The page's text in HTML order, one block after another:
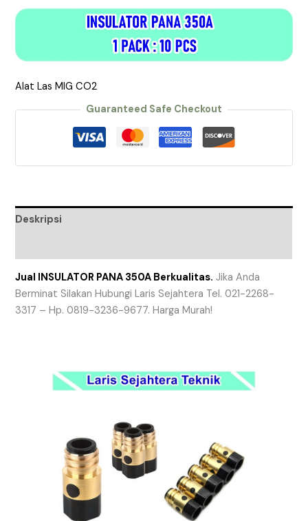
Alat Las MIG CO2
Guaranteed Safe Checkout
Deskripsi
Jual INSULATOR PANA 350A Berkualitas. Jika Anda
Berminat Silakan Hubungi Laris Sejahtera Tel. 021-2268-
3317 – Hp. 0819-3236-9677. Harga Murah!